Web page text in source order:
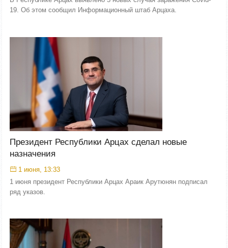
19. Об этом сообщил Информационный штаб Арцаха.
Президент Республики Арцах сделал новые
назначения
1 июня, 13:33
1 июня президент Республики Арцах Араик Арутюнян подписал
ряд указов.